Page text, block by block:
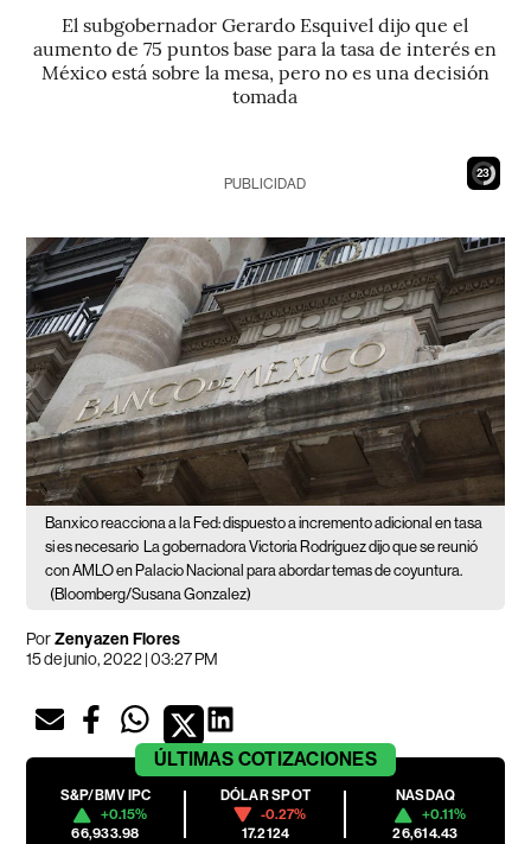
El subgobernador Gerardo Esquivel dijo que el
aumento de 75 puntos base para la tasa de interés en
México está sobre la mesa, pero no es una decisión
tomada
21
PUBLICIDAD
Banxico reacciona a la Fed: dispuesto a incremento adicional en tasa
si es necesario La gobernadora Victoria Rodríguez dijo que se reunió
con AMLO en Palacio Nacional para abordar temas de coyuntura.
(Bloomberg/Susana Gonzalez)
PorZenyazen Flores
15 de junio, 2022 | 03:27 PM
ÚLTIMAS COTIZACIONES
S&P/BMV IPC
+0.15%
66,933.98
DÓLAR SPOT
-0.27%
17.2124
NASDAQ
+0.11%
26,614.43